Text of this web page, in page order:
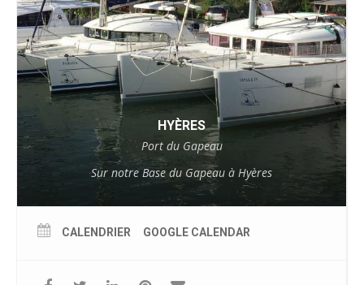
HYÈRES
Port du Gapeau
Sur notre Base du Gapeau à Hyères
CALENDRIER GOOGLE CALENDAR